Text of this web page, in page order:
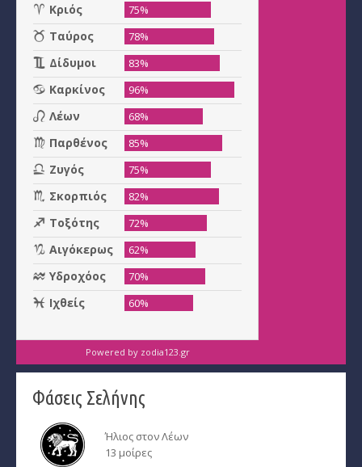
Powered by zodia123.gr
Φάσεις Σελήνης
Ήλιος στον Λέων
13 μοίρες